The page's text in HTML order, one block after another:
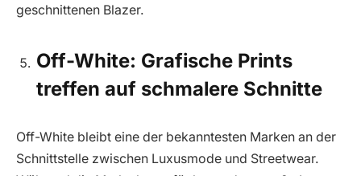
geschnittenen Blazer.
Off-White: Grafische Prints
treffen auf schmalere Schnitte
Off-White bleibt eine der bekanntesten Marken an der
Schnittstelle zwischen Luxusmode und Streetwear.